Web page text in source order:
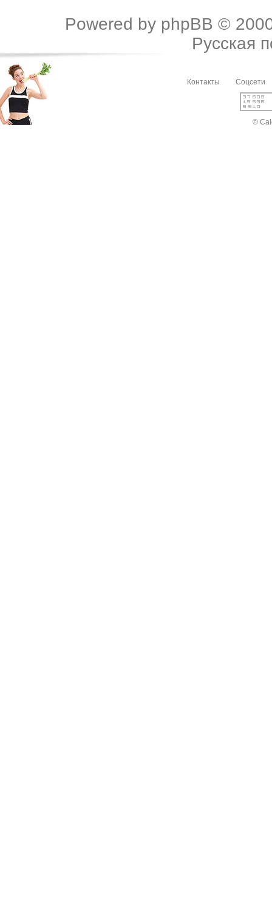
Powered by phpBB ©
Русская
Контакты Соцсети
©